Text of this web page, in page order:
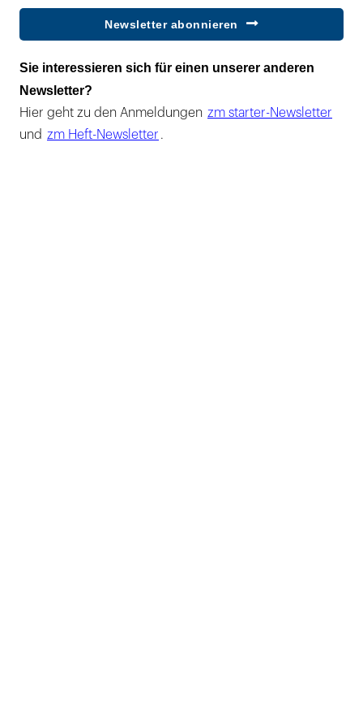
Newsletter abonnieren
Sie interessieren sich für einen unserer anderen
Newsletter?
Hier geht zu den Anmeldungen zm starter-Newsletter
und zm Heft-Newsletter .